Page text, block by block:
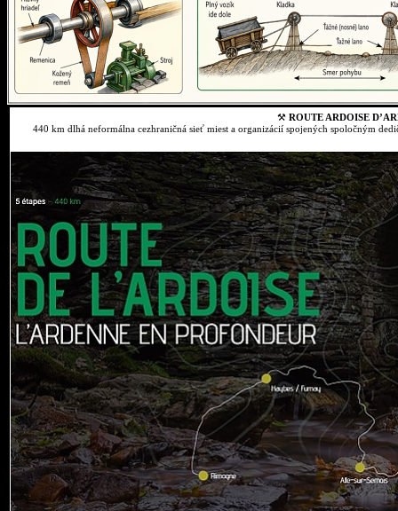
⚒ ROUTE ARDOISE
440 km dlhá neformálna cezhraničná sieť miest a organizácií spojených spoločným